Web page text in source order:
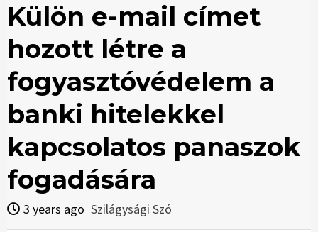
Külön e-mail címet
hozott létre a
fogyasztóvédelem a
banki hitelekkel
kapcsolatos panaszok
fogadására
3 years ago Szilágysági Szó